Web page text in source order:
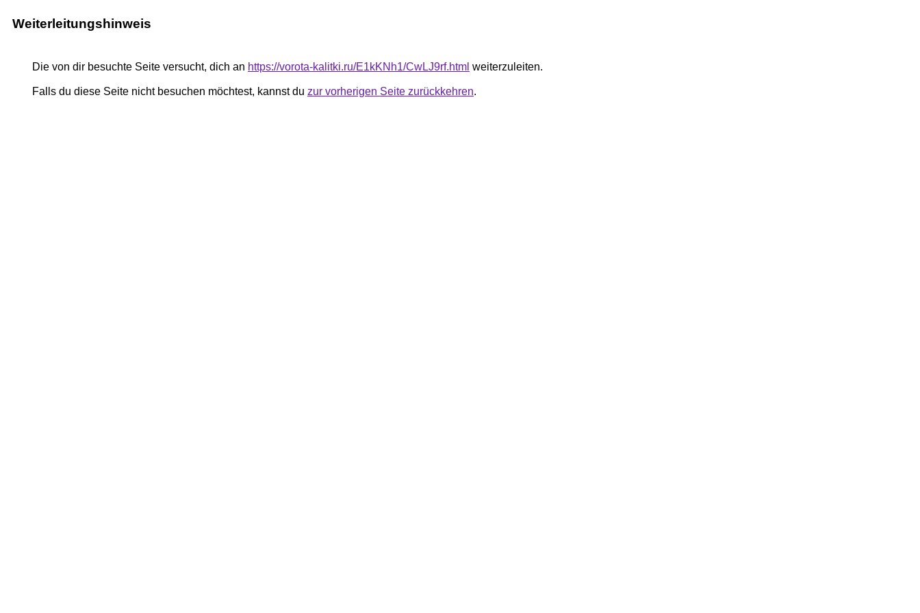
Weiterleitungshinweis
Die von dir besuchte Seite versucht, dich an https://vorota-kalitki.ru/E1kKNh1/CwLJ9rf.html weiterzuleiten.
Falls du diese Seite nicht besuchen möchtest, kannst du zur vorherigen Seite zurückkehren.